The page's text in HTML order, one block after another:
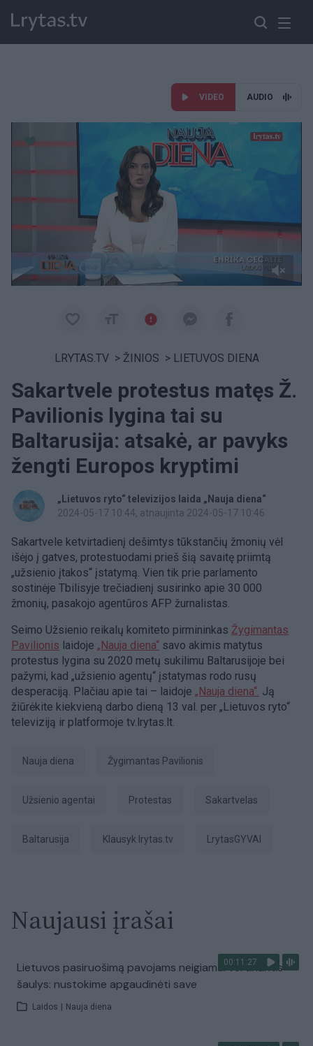
VIDEO AUDIO
Paremkite Ukrainą
LRYTAS.TV > ŽINIOS > LIETUVOS DIENA
Sakartvele protestus matęs Ž.
Pavilionis lygina tai su
Baltarusija: atsakė, ar pavyks
žengti Europos kryptimi
„Lietuvos ryto“ televizijos laida „Nauja diena“
2024-05-17 10:44, atnaujinta 2024-05-17 10:46
Sakartvele ketvirtadienį dešimtys tūkstančių žmonių vėl
išėjo į gatves, protestuodami prieš šią savaitę priimtą
„užsienio įtakos“ įstatymą. Vien tik prie parlamento
sostinėje Tbilisyje trečiadienį susirinko apie 30 000
žmonių, pasakojo agentūros AFP žurnalistas.
Seimo Užsienio reikalų komiteto pirmininkas Žygimantas
Pavilionis laidoje „Nauja diena“ savo akimis matytus
protestus lygina su 2020 metų sukilimu Baltarusijoje bei
pažymi, kad „užsienio agentų“ įstatymas rodo rusų
desperaciją. Plačiau apie tai – laidoje „Nauja diena“. Ją
žiūrėkite kiekvieną darbo dieną 13 val. per „Lietuvos ryto“
televiziją ir platformoje tv.lrytas.lt.
Nauja diena Žygimantas Pavilionis
užsienio agentai Protestas Sakartvelas
Baltarusija Klausyk lrytas.tv LrytasGYVAI
Naujausi įrašai
00:11:27
Lietuvos pasiruošimą pavojams neigiamai vertinantis
šaulys: nustokime apgaudinėti save
Laidos Nauja diena